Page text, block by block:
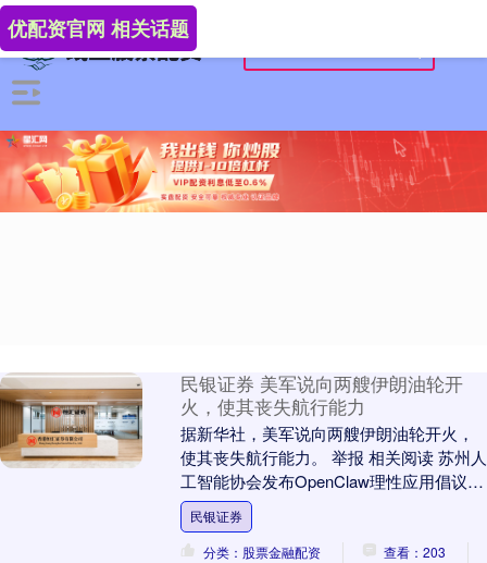
优配资官网 相关话题
民银证券 美军说向两艘伊朗油轮开
火，使其丧失航行能力
据新华社，美军说向两艘伊朗油轮开火，
使其丧失航行能力。 举报 相关阅读 苏州人
工智能协会发布OpenClaw理性应用倡议
书：呼吁不制造焦虑、不鼓吹神话 苏州市
人....
民银证券
分类：股票金融配资
查看：203